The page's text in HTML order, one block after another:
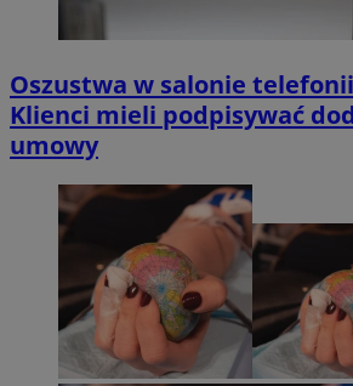
Oszustwa w salonie
Klienci mieli podpisywać
umowy